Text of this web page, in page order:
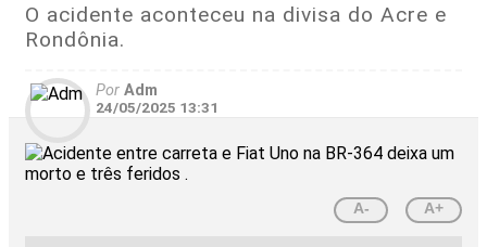
O acidente aconteceu na divisa do Acre e
Rondônia.
Por Adm
24/05/2025 13:31
A- A+